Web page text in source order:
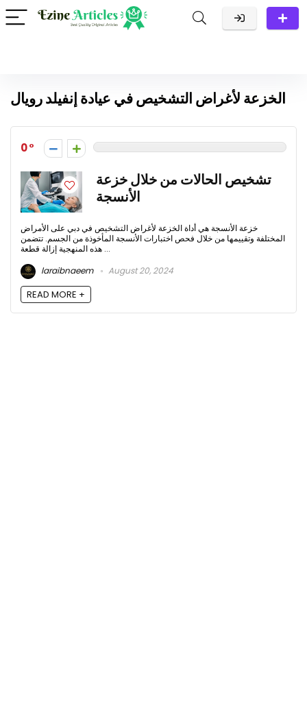
الخزعة لأغراض التشخيص في عيادة إنفيلد رويال
0
تشخيص الحالات من خلال خزعة
الأنسجة
خزعة الأنسجة هي أداة الخزعة لأغراض التشخيص في دبي على الأمراض
المختلفة وتقييمها من خلال فحص اختبارات الأنسجة المأخوذة من الجسم. تتضمن
هذه المنهجية إزالة قطعة ...
laraibnaeem
August 20, 2024
READ MORE +